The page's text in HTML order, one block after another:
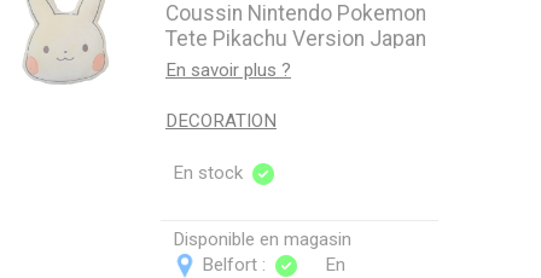
Coussin Nintendo Pokemon
Tete Pikachu Version Japan
40 Cm
En savoir plus ?
DECORATION
En stock
Disponible en magasin
Belfort :
En